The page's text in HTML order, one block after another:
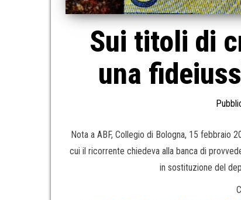
Sui titoli di
una
Nota a ABF, Collegio di Bologna, 15 febbraio
cui il ricorrente chiedeva alla banca di
in sostituzione del